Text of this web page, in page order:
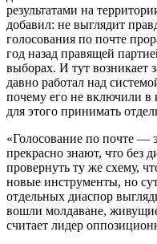
результатами на
добавил: не выглядит
голосования по почте
год назад правящей
выборах. И тут возникает
давно работал над
почему его не включили в
для этого принимать
«Голосование по почте —
прекрасно знают, что без
провернуть ту же схему,
новые инструменты, но
отдельных диаспор
вошли молдаване,
считает лидер